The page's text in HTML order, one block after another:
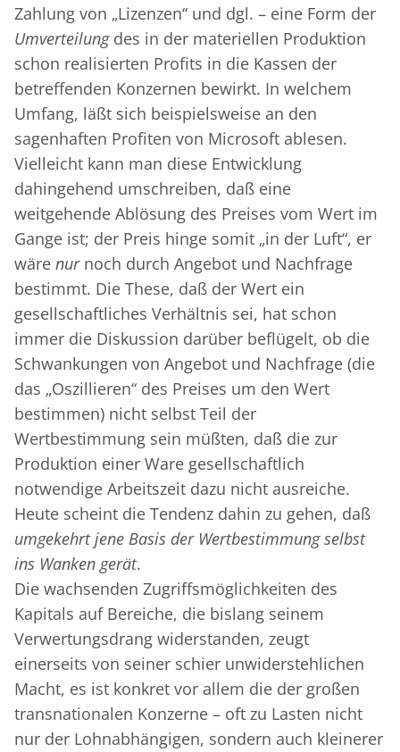
Zahlung von „Lizenzen“ und dgl. – eine Form der
Umverteilungdes in der materiellen Produktion
schon realisierten Profits in die Kassen der
betreffenden Konzernen bewirkt. In welchem
Umfang, läßt sich beispielsweise an den
sagenhaften Profiten von Microsoft ablesen.
Vielleicht kann man diese Entwicklung
dahingehend umschreiben, daß eine
weitgehende Ablösung des Preises vom Wert im
Gange ist; der Preis hinge somit „in der Luft“, er
wäre nurnoch durch Angebot und Nachfrage
bestimmt. Die These, daß der Wert ein
gesellschaftliches Verhältnis sei, hat schon
immer die Diskussion darüber beflügelt, ob die
Schwankungen von Angebot und Nachfrage (die
das „Oszillieren“ des Preises um den Wert
bestimmen) nicht selbst Teil der
Wertbestimmung sein müßten, daß die zur
Produktion einer Ware gesellschaftlich
notwendige Arbeitszeit dazu nicht ausreiche.
Heute scheint die Tendenz dahin zu gehen, daß
umgekehrt jene Basis der Wertbestimmung selbst
ins Wanken gerät.
Die wachsenden Zugriffsmöglichkeiten des
Kapitals auf Bereiche, die bislang seinem
Verwertungsdrang widerstanden, zeugt
einerseits von seiner schier unwiderstehlichen
Macht, es ist konkret vor allem die der großen
transnationalen Konzerne – oft zu Lasten nicht
nur der Lohnabhängigen, sondern auch kleinerer